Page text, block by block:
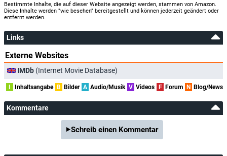
Bestimmte Inhalte, die auf dieser Website angezeigt werden, stammen von Amazon.
Diese Inhalte werden "wie besehen" bereitgestellt und können jederzeit geändert oder
entfernt werden.
Links
Externe Websites
IMDb (Internet Movie Database)
I Inhaltsangabe B Bilder A Audio/Musik V Videos F Forum N Blog/News
Kommentare
Schreib einen Kommentar